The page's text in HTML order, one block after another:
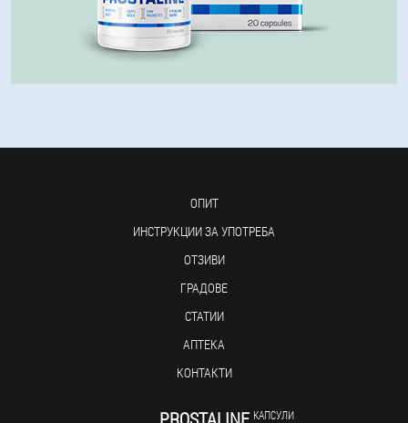
ОПИТ
ИНСТРУКЦИИ ЗА УПОТРЕБА
ОТЗИВИ
ГРАДОВЕ
СТАТИИ
АПТЕКА
КОНТАКТИ
КАПСУЛИ